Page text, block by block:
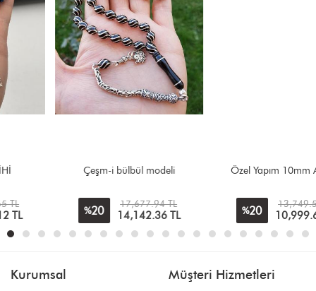
Çeşm-i bülbül modeli
17,677.94 TL
14,142.36 TL
Özel Yapım 10mm Ayyıldız
13,749.51 TL
10,999.61 TL
Kurumsal Müşteri Hizmetleri